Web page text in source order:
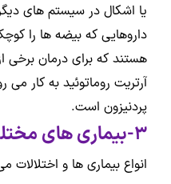
یا اشکال در سیستم های
داروهایی که بیضه ها را
هستند که برای درمان برخی
آرتریت روماتوئید به کار می
پردنیزون است.
3-بیماری های مختلف
انواع بیماری ها و